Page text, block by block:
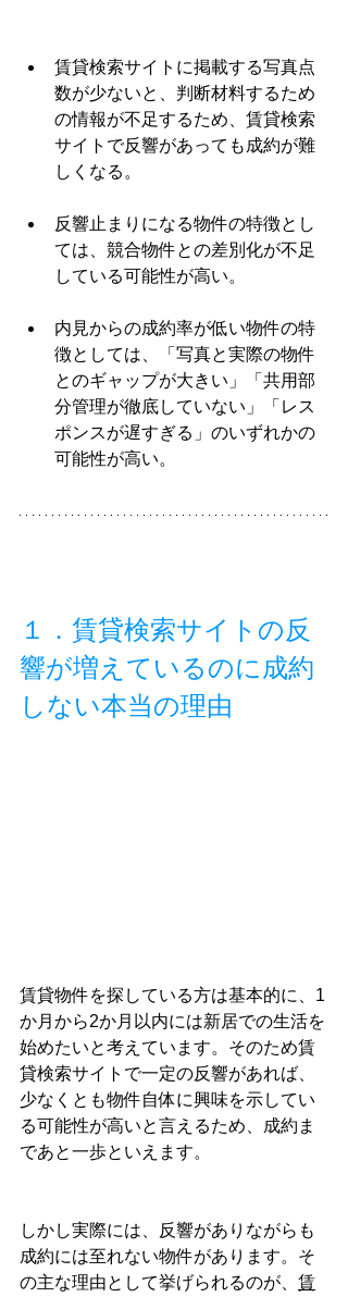
賃貸検索サイトに掲載する写真点
数が少ないと、判断材料するため
の情報が不足するため、賃貸検索
サイトで反響があっても成約が難
しくなる。
反響止まりになる物件の特徴とし
ては、競合物件との差別化が不足
している可能性が高い。
内見からの成約率が低い物件の特
徴としては、「写真と実際の物件
とのギャップが大きい」「共用部
分管理が徹底していない」「レス
ポンスが遅すぎる」のいずれかの
可能性が高い。
１．賃貸検索サイトの反
響が増えているのに成約
しない本当の理由
賃貸物件を探している方は基本的に、1
か月から2か月以内には新居での生活を
始めたいと考えています。そのため賃
貸検索サイトで一定の反響があれば、
少なくとも物件自体に興味を示してい
る可能性が高いと言えるため、成約ま
であと一歩といえます。
しかし実際には、反響がありながらも
成約には至れない物件があります。そ
の主な理由として挙げられるのが、 賃